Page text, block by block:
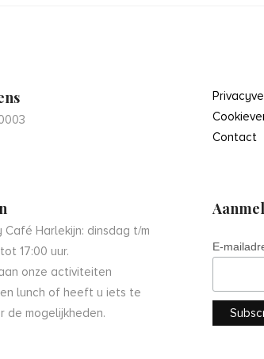
Harlekijn: dinsdag t/m
17:00 uur.
onze activiteiten
lunch of heeft u iets te
de mogelijkheden.
Contact
E-